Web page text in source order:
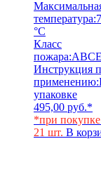
температура:
°C
Класс
пожара:АВСЕ
Инструкция
применению:
упаковке
495,00 руб.*
*при
21 шт. В